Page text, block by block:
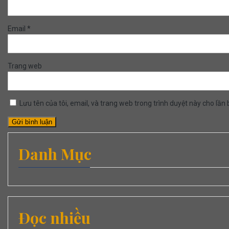
Email *
Trang web
Lưu tên của tôi, email, và trang web trong trình duyệt này cho lần
Danh Mục
Đọc nhiều